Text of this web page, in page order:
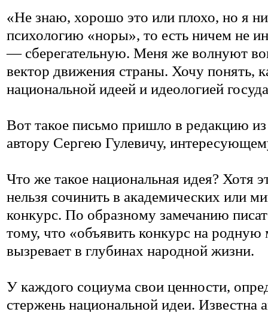
«Не знаю, хорошо это или плохо, но я
психологию «норы», то есть ничем не
— сберегательную. Меня же волнуют
вектор движения страны. Хочу понять,
национальной идеей и идеологией
Вот такое письмо пришло в редакцию
автору Сергею Гулевичу,
Что же такое национальная идея? Хотя
нельзя сочинить в академических или
конкурс. По образному замечанию
тому, что «объявить конкурс на
вызревает в глубинах народной жизни.
У каждого социума свои ценности,
стержень национальной идеи.